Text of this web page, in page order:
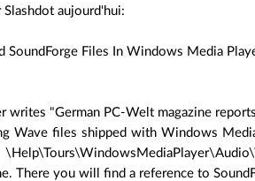
Slashdot aujourd'hui:
SoundForge Files In Windows Media
writes "German PC-Welt magazine
Wave files shipped with Windows
There you will find a reference to